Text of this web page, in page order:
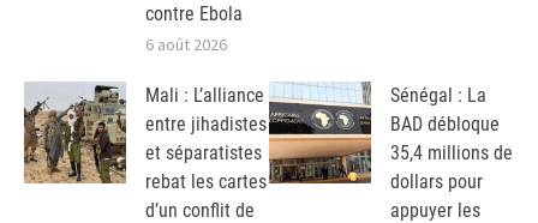
contre Ebola
6 août 2026
Mali : L’alliance
entre jihadistes
et séparatistes
rebat les cartes
d’un conflit de
Sénégal : La
BAD débloque
35,4 millions de
dollars pour
appuyer les